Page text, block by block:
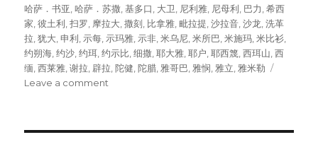
哈萨．书亚 ,哈萨．苏撒 ,基多口 大卫 尼利雅 尼母利 巴力 ,希西
家 ,彼土利 ,扫罗 摩拉大 ,撒刻 比拿雅 ,毗拉提 ,沙拉音 ,沙龙 ,洗革
拉 ,犹大 ,申利 示每 示玛雅 示非 ,米乌尼 ,米所巴 ,米施玛 ,米比衫
约朔海 ,约沙 ,约珥 ,约示比 ,细撒 ,耶大雅 ,耶户 ,耶西篾 ,西珥山 ,西
缅 ,西莱雅 ,谢拉 辟拉 ,陀健 ,陀腊 雅哥巴 雅悯 雅立 雅米勒
Leave a comment